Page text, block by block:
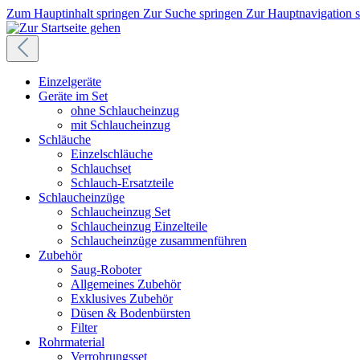
Zum Hauptinhalt springen Zur Suche springen Zur Hauptnavigation
Einzelgeräte
Geräte im Set
ohne Schlaucheinzug
mit Schlaucheinzug
Schläuche
Einzelschläuche
Schlauchset
Schlauch-Ersatzteile
Schlaucheinzüge
Schlaucheinzug Set
Schlaucheinzug Einzelteile
Schlaucheinzüge zusammenführen
Zubehör
Saug-Roboter
Allgemeines Zubehör
Exklusives Zubehör
Düsen & Bodenbürsten
Filter
Rohrmaterial
Verrohrungsset